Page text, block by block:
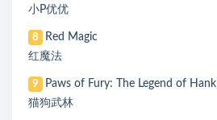
小P优优
8
Red Magic
红魔法
9
Paws of Fury: The Legend of Hank
猫狗武林